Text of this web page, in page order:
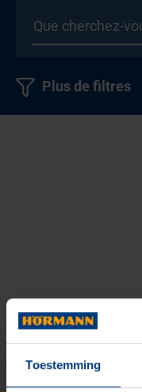
Toestemming
Plus de filtres